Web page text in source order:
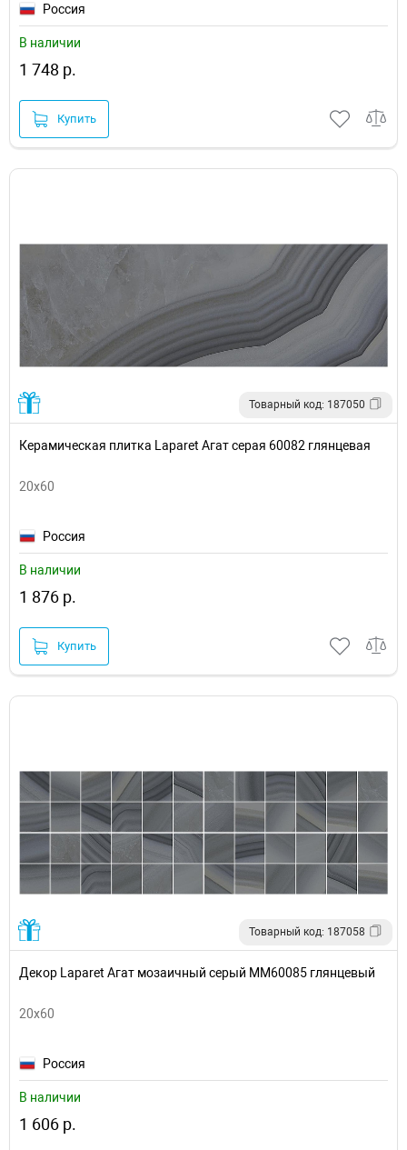
Россия
В наличии
1 748 р.
Купить
Товарный код: 187050
Керамическая плитка Laparet Агат серая 60082 глянцевая
20x60
Россия
В наличии
1 876 р.
Купить
Товарный код: 187058
Декор Laparet Агат мозаичный серый ММ60085 глянцевый
20x60
Россия
В наличии
1 606 р.